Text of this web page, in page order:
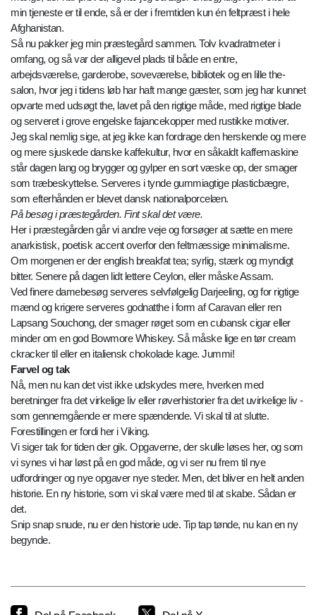
min tjeneste er til ende, så er der i fremtiden kun én feltpræst i hele
Afghanistan.
Så nu pakker jeg min præstegård sammen. Tolv kvadratmeter i
omfang, og så var der alligevel plads til både en entre,
arbejdsværelse, garderobe, soveværelse, bibliotek og en lille the-
salon, hvor jeg i tidens løb har haft mange gæster, som jeg har kunnet
opvarte med udsøgt the, lavet på den rigtige måde, med rigtige blade
og serveret i grove engelske fajancekopper med rustikke motiver.
Jeg skal nemlig sige, at jeg ikke kan fordrage den herskende og mere
og mere sjuskede danske kaffekultur, hvor en såkaldt kaffemaskine
står dagen lang og brygger og gylper en sort væske op, der smager
som træbeskyttelse. Serveres i tynde gummiagtige plasticbægre,
som efterhånden er blevet dansk nationalporcelæn.
På besøg i præstegården. Fint skal det være.
Her i præstegården går vi andre veje og forsøger at sætte en mere
anarkistisk, poetisk accent overfor den feltmæssige minimalisme.
Om morgenen er der english breakfat tea; syrlig, stærk og myndigt
bitter. Senere på dagen lidt lettere Ceylon, eller måske Assam.
Ved finere damebesøg serveres selvfølgelig Darjeeling, og for rigtige
mænd og krigere serveres godnatthe i form af Caravan eller ren
Lapsang Souchong, der smager røget som en cubansk cigar eller
minder om en god Bowmore Whiskey. Så måske lige en tør cream
ckracker til eller en italiensk chokolade kage. Jummi!
Farvel og tak
Nå, men nu kan det vist ikke udskydes mere, hverken med
beretninger fra det virkelige liv eller røverhistorier fra det uvirkelige liv -
som gennemgående er mere spændende. Vi skal til at slutte.
Forestillingen er fordi her i Viking.
Vi siger tak for tiden der gik. Opgaverne, der skulle løses her, og som
vi synes vi har løst på en god måde, og vi ser nu frem til nye
udfordringer og nye opgaver nye steder. Men, det bliver en helt anden
historie. En ny historie, som vi skal være med til at skabe. Sådan er
det.
Snip snap snude, nu er den historie ude. Tip tap tønde, nu kan en ny
begynde.